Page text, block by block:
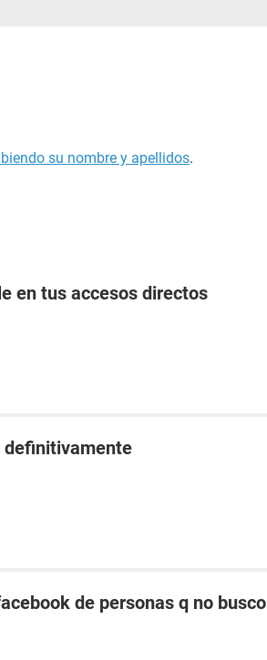
su nombre y apellidos.
en tus accesos directos
definitivamente
de personas q no busco